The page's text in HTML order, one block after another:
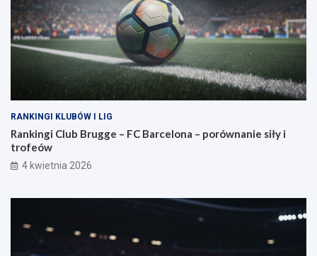
RANKINGI KLUBÓW I LIG
Rankingi Club Brugge – FC Barcelona – porównanie siły i
trofeów
4 kwietnia 2026